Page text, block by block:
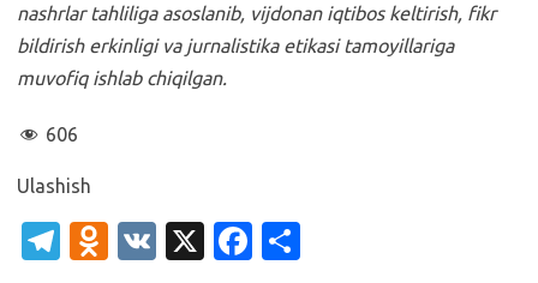
nashrlar tahliliga asoslanib, vijdonan iqtibos keltirish, fikr
bildirish erkinligi va jurnalistika etikasi tamoyillariga
muvofiq ishlab chiqilgan.
606
Ulashish
T
O
V
X
Fa